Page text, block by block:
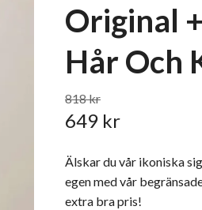
Original
Hår Och
818 kr
649 kr
Älskar du vår ikoniska
egen med vår
extra bra pris!